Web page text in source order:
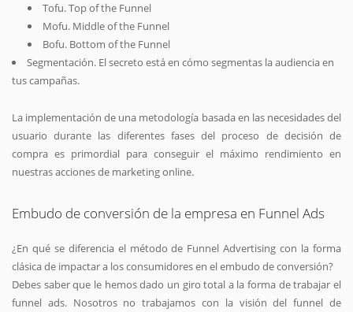
Tofu. Top of the Funnel
Mofu. Middle of the Funnel
Bofu. Bottom of the Funnel
Segmentación. El secreto está en cómo segmentas la audiencia en
tus campañas.
La implementación de una metodología basada en las necesidades del
usuario durante las diferentes fases del proceso de decisión de
compra es primordial para conseguir el máximo rendimiento en
nuestras acciones de marketing online.
Embudo de conversión de la empresa en Funnel Ads
¿En qué se diferencia el método de Funnel Advertising con la forma
clásica de impactar a los consumidores en el embudo de conversión?
Debes saber que le hemos dado un giro total a la forma de trabajar el
funnel ads. Nosotros no trabajamos con la visión del funnel de